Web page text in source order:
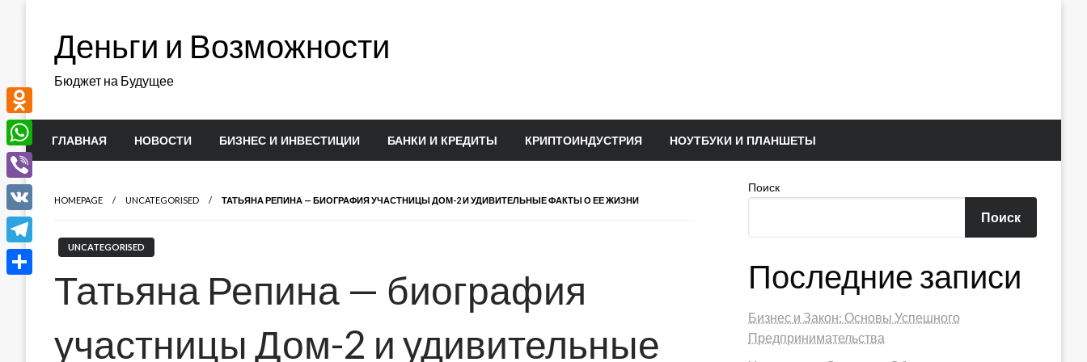
содержимомуДеньги и Возможности
Бюджет на Будущее
ГЛАВНАЯ НОВОСТИ БИЗНЕС И ИНВЕСТИЦИИ БАНКИ И КРЕДИТЫ КРИПТОИНДУСТРИЯ НОУТБУКИ И ПЛАНШЕТЫ
HOMEPAGE UNCATEGORISED ТАТЬЯНА РЕПИНА — БИОГРАФИЯ УЧАСТНИЦЫ ДОМ-2 И УДИВИТЕЛЬНЫЕ ФАКТЫ О ЕЕ ЖИЗНИ
UNCATEGORISED
Татьяна Репина — биография
участницы Дом-2 и удивительные
Поиск
Поиск
Последние записи
Бизнес и Закон: Основы Успешного
Предпринимательства
Odnoklassniki
WhatsApp
Viber
VK
Telegram